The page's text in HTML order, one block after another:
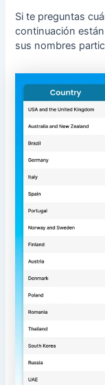
Si te preguntas
continuación
sus nombres